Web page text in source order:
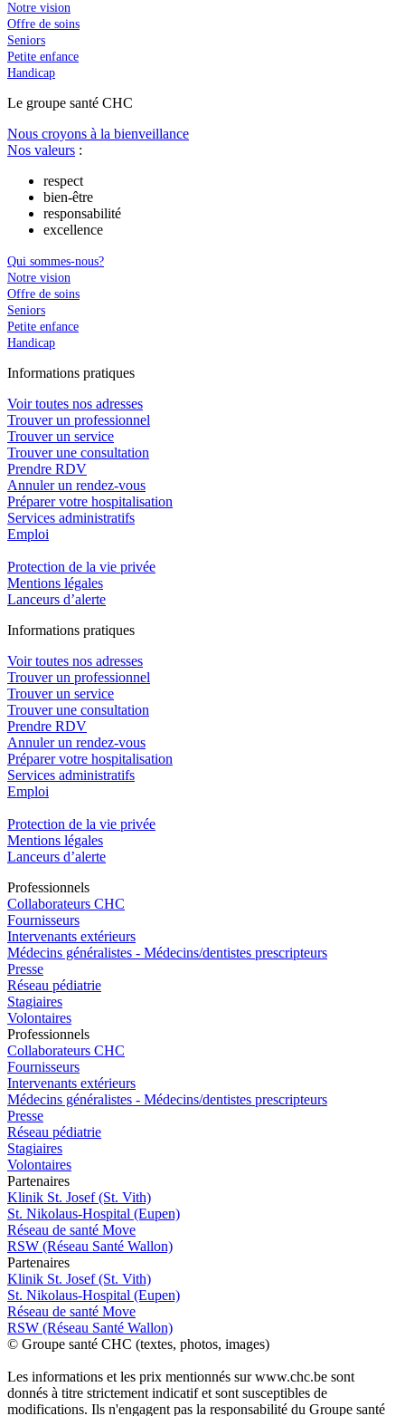
Notre vision
Offre de soins
Seniors
Petite enfance
Handicap
Le groupe santé CHC
Nous croyons à la bienveillance
Nos valeurs :
respect
bien-être
responsabilité
excellence
Qui sommes-nous?
Notre vision
Offre de soins
Seniors
Petite enfance
Handicap
Informations pratiques
Voir toutes nos adresses
Trouver un professionnel
Trouver un service
Trouver une consultation
Prendre RDV
Annuler un rendez-vous
Préparer votre hospitalisation
Services administratifs
Emploi​
Protection de la vie privée
Mentions légales
Lanceurs d’alerte
Informations pratiques
Voir toutes nos adresses
Trouver un professionnel
Trouver un service
Trouver une consultation
Prendre RDV
Annuler un rendez-vous
Préparer votre hospitalisation
Services administratifs
Emploi​
Protection de la vie privée
Mentions légales
Lanceurs d’alerte
Professionnels
Collaborateurs CHC
Fournisseurs
Intervenants extérieurs
Médecins généralistes - Médecins/dentistes prescripteurs
Presse
Réseau pédiatrie
Stagiaires
Volontaires
Professionnels
Collaborateurs CHC
Fournisseurs
Intervenants extérieurs
Médecins généralistes - Médecins/dentistes prescripteurs
Presse
Réseau pédiatrie
Stagiaires
Volontaires
Partenaires
Klinik St. Josef (St. Vith)
St. Nikolaus-Hospital (Eupen)
Réseau de santé Move
RSW (Réseau Santé Wallon)
Partenaires
Klinik St. Josef (St. Vith)
St. Nikolaus-Hospital (Eupen)
Réseau de santé Move
RSW (Réseau Santé Wallon)
© Groupe santé CHC (textes, photos, images)
Les informations et les prix mentionnés sur www.chc.be sont
donnés à titre strictement indicatif et sont susceptibles de
modifications. Ils n'engagent pas la responsabilité du Groupe santé